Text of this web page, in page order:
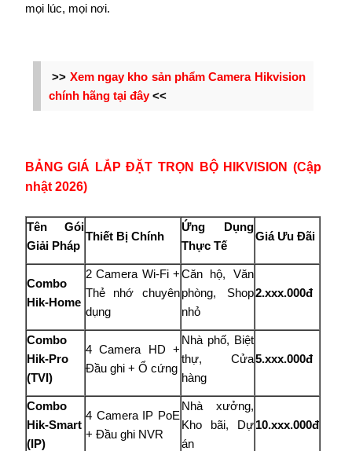
mọi lúc, mọi nơi.
>> Xem ngay kho sản phẩm Camera Hikvision
chính hãng tại đây<<
BẢNG GIÁ LẮP ĐẶT TRỌN BỘ HIKVISION (Cập
nhật 2026)
Tên Gói
Giải Pháp
Thiết Bị Chính
Ứng Dụng
Thực Tế
Giá Ưu Đãi
Combo
Hik-Home
2 Camera Wi-Fi +
Thẻ nhớ chuyên
dụng
Căn hộ, Văn
phòng, Shop
nhỏ
2.xxx.000đ
Combo
Hik-Pro
(TVI)
4 Camera HD +
Đầu ghi + Ổ cứng
Nhà phố, Biệt
thự, Cửa
hàng
5.xxx.000đ
Combo
Hik-Smart
(IP)
4 Camera IP PoE
+ Đầu ghi NVR
Nhà xưởng,
Kho bãi, Dự
án
10.xxx.000đ